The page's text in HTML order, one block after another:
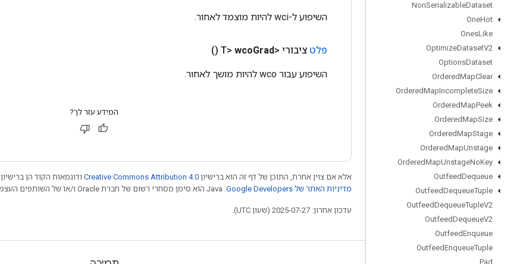
NonSerializableDataset
OneHot
OnesLike
OptimizeDatasetV2
OptionsDataset
OrderedMapClear
OrderedMapIncompleteSize
OrderedMapPeek
OrderedMapSize
OrderedMapStage
OrderedMapUnstage
OrderedMapUnstageNoKey
OutfeedDequeue
OutfeedDequeueTuple
OutfeedDequeueTupleV2
OutfeedDequeueV2
OutfeedEnqueue
OutfeedEnqueueTuple
Pad
השיפוע ל-wci להיות מוצמד לאחור.
פלט ציבורי <T> wcoGrad
()
השיפוע עבור wco להיות מושך לאחור.
המידע עזר לך?
אלא אם צוין אחרת, התוכן של דף זה הוא ברישיון Creative Commons Attribution 4.0 ודוגמאות הקוד הן ברישיון
מדיניות האתר של Google Developers‏
עדכון אחרון: 2025-07-27 (שעון UTC).